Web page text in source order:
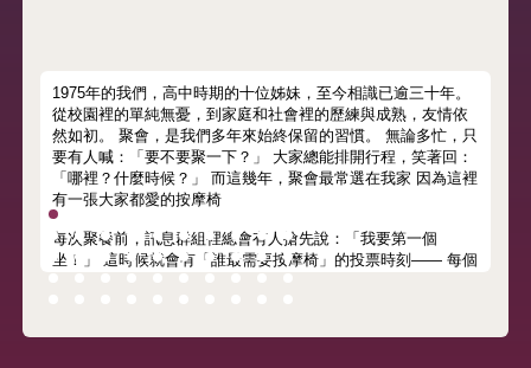
1975年的我們，高中時期的十位姊妹，至今相識已逾三十年。
從校園裡的單純無憂，到家庭和社會裡的歷練與成熟，友情依
然如初。 聚會，是我們多年來始終保留的習慣。 無論多忙，只
要有人喊：「要不要聚一下？」 大家總能排開行程，笑著回：
「哪裡？什麼時候？」 而這幾年，聚會最常選在我家 因為這裡
有一張大家都愛的按摩椅
每次聚餐前，訊息群組裡總會有人搶先說：「我要第一個
坐！」 這時候就會有「誰最需要按摩椅」的投票時刻—— 每個